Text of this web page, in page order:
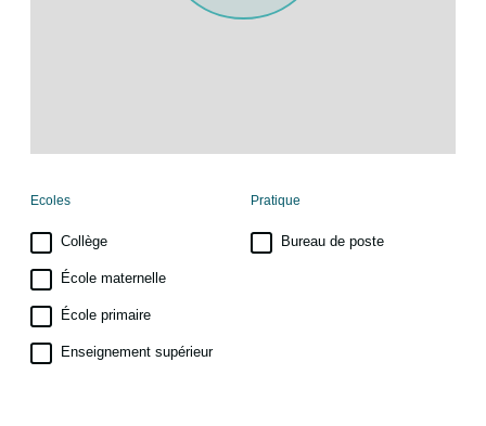
Ecoles
Collège
École maternelle
École primaire
Enseignement supérieur
Pratique
Bureau de poste